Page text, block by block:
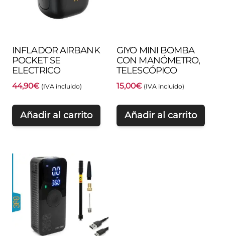
INFLADOR AIRBANK
POCKET SE
ELECTRICO
44,90€ (IVA incluido)
Añadir al carrito
GIYO MINI BOMBA
CON MANÓMETRO,
TELESCÓPICO
15,00€ (IVA incluido)
Añadir al carrito